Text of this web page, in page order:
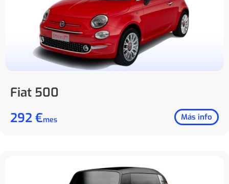
Fiat 500
292 €mes Más info